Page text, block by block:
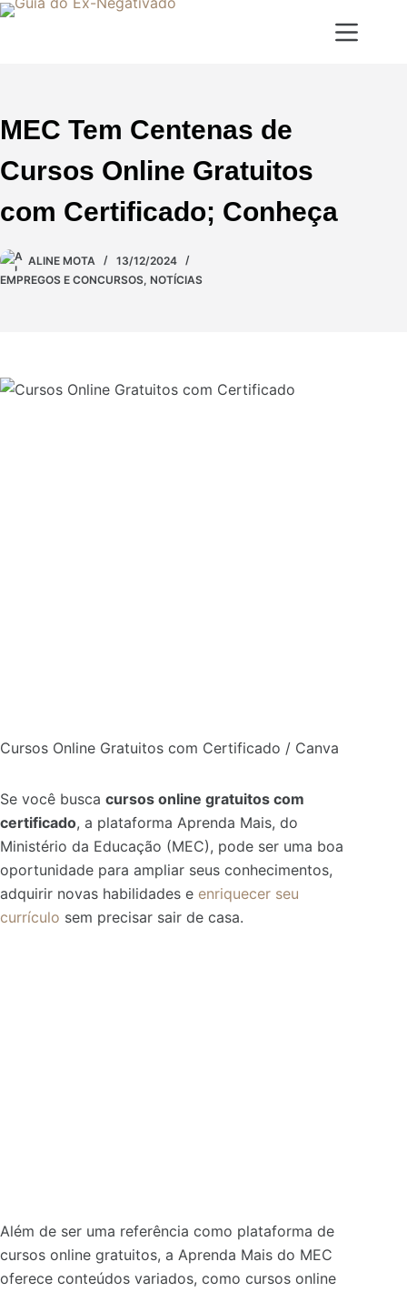
MEC Tem Centenas de
Cursos Online Gratuitos
com Certificado; Conheça
ALINE MOTA
13/12/2024
EMPREGOS E CONCURSOS, NOTÍCIAS
Cursos Online Gratuitos com Certificado / Canva
Se você busca cursos online gratuitos com
certificado, a plataforma Aprenda Mais, do
Ministério da Educação (MEC), pode ser uma boa
oportunidade para ampliar seus conhecimentos,
adquirir novas habilidades e enriquecer seu
currículo sem precisar sair de casa.
Além de ser uma referência como plataforma de
cursos online gratuitos, a Aprenda Mais do MEC
oferece conteúdos variados, como cursos online